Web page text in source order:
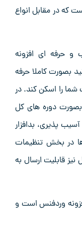
که در مقابل انواع
حرفه ای افزونه
بصورت کاملا حرفه
شما را اسکن کند. در
بصورت دوره های کل
پذیری، بدافزار
در بخش تنظیمات
قابلیت ارسال به
وردفنس است و